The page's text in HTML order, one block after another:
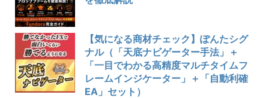
【気になる商材チェック】ぽんたシグ
ナル（「天底ナビゲーター手法」＋
「一目でわかる高精度マルチタイムフ
レームインジケーター」＋「自動利確
EA」セット）